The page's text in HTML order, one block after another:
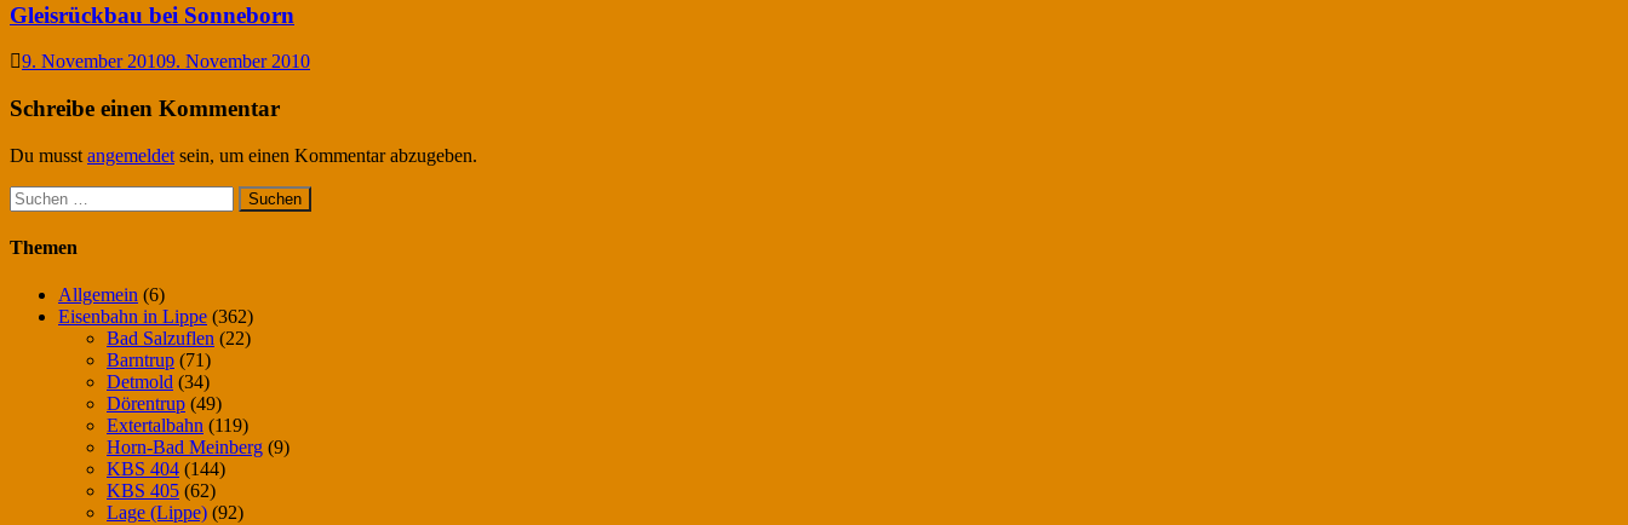
Gleisrückbau bei Sonneborn
9. November 20109. November 2010
Schreibe einen Kommentar
Du musst angemeldet sein, um einen Kommentar abzugeben.
Suchen
nach:
Themen
Allgemein (6)
Eisenbahn in Lippe (362)
Bad Salzuflen (22)
Barntrup (71)
Detmold (34)
Dörentrup (49)
Extertalbahn (119)
Horn-Bad Meinberg (9)
KBS 404 (144)
KBS 405 (62)
Lage (Lippe) (92)